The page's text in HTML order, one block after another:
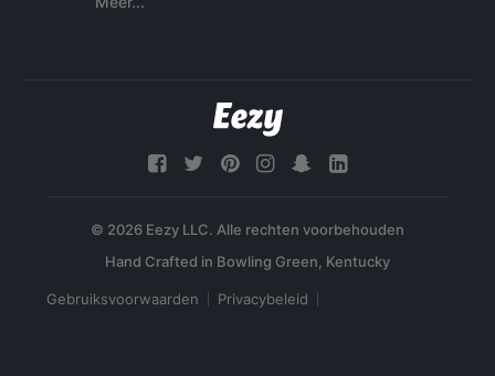
© 2026 Eezy LLC. Alle rechten voorbehouden
Gebruiksvoorwaarden Privacybeleid